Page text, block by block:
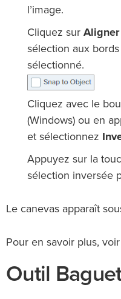
l’image.
Cliquez sur Aligner
sélection aux
sélectionné.
Cliquez avec le
(Windows) ou en
et sélectionnez
Appuyez sur la
sélection inversée
Le canevas apparaît
Pour en savoir plus, voir
Outil